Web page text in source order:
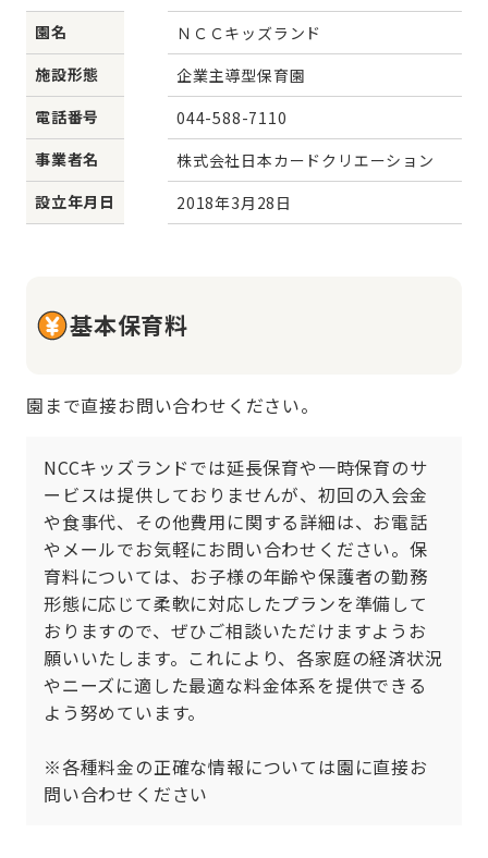
園名
ＮＣＣキッズランド
施設形態
企業主導型保育園
電話番号
044-588-7110
事業者名
株式会社日本カードクリエーション
設立年月日
2018年3月28日
基本保育料
園まで直接お問い合わせください。
NCCキッズランドでは延長保育や一時保育のサ
ービスは提供しておりませんが、初回の入会金
や食事代、その他費用に関する詳細は、お電話
やメールでお気軽にお問い合わせください。保
育料については、お子様の年齢や保護者の勤務
形態に応じて柔軟に対応したプランを準備して
おりますので、ぜひご相談いただけますようお
願いいたします。これにより、各家庭の経済状況
やニーズに適した最適な料金体系を提供できる
よう努めています。
※各種料金の正確な情報については園に直接お
問い合わせください